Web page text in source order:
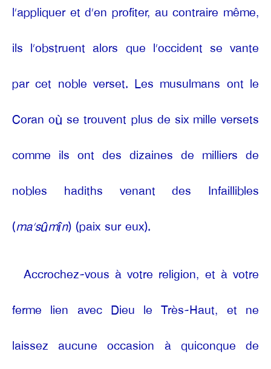
l’appliquer et d’en profiter, au contraire même,
ils l’obstruent alors que l’occident se vante
par cet noble verset. Les musulmans ont le
Coran où se trouvent plus de six mille versets
comme ils ont des dizaines de milliers de
nobles hadiths venant des Infaillibles
(ma’sûmîn) (paix sur eux).
Accrochez-vous à votre religion, et à votre
ferme lien avec Dieu le Très-Haut, et ne
laissez aucune occasion à quiconque de